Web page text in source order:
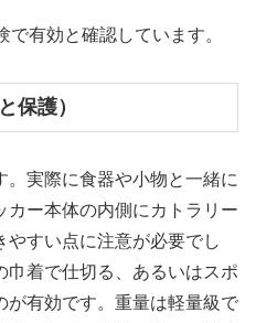
有効と確認しています。
保護）
実際に食器や小物と一緒に
ー本体の内側にカトラリー
すい点に注意が必要でし
巾着で仕切る、あるいはスポ
が有効です。重量は軽量級で